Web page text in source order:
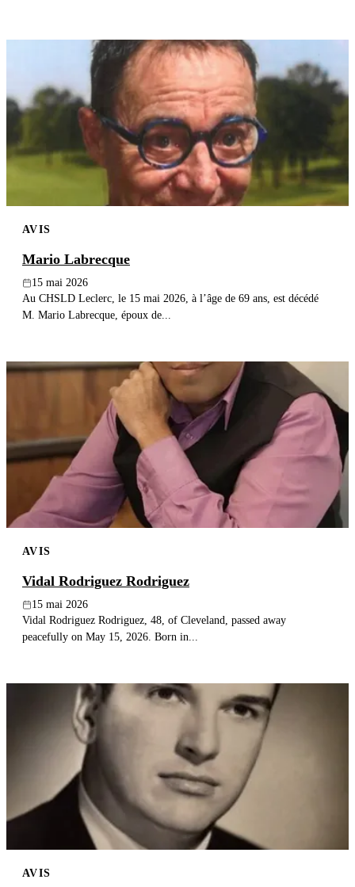
AVIS
Mario Labrecque
15 mai 2026
Au CHSLD Leclerc, le 15 mai 2026, à l’âge de 69 ans, est décédé
M. Mario Labrecque, époux de...
AVIS
Vidal Rodriguez Rodriguez
15 mai 2026
Vidal Rodriguez Rodriguez, 48, of Cleveland, passed away
peacefully on May 15, 2026. Born in...
AVIS